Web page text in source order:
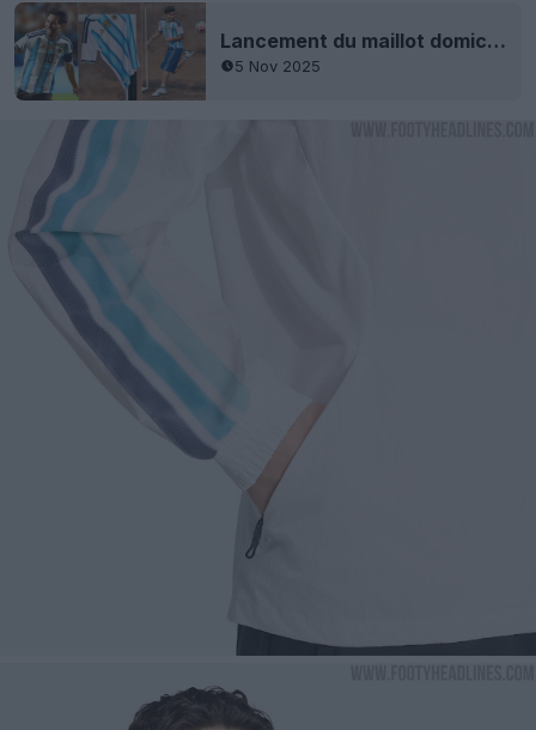
Lancement du maillot domicile de l'Argentine pour la Coupe du monde 2026
5 Nov 2025